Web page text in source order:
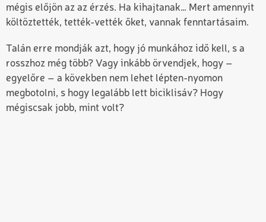
mégis előjön az az érzés. Ha kihajtanak… Mert amennyit
költöztették, tették-vették őket, vannak fenntartásaim.
Talán erre mondják azt, hogy jó munkához idő kell, s a
rosszhoz még több? Vagy inkább örvendjek, hogy –
egyelőre – a kövekben nem lehet lépten-nyomon
megbotolni, s hogy legalább lett biciklisáv? Hogy
mégiscsak jobb, mint volt?